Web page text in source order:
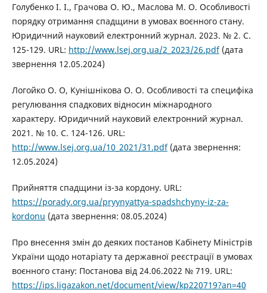
Голубенко І. І., Грачова О. Ю., Маслова М. О. Особливості
порядку отримання спадщини в умовах воєнного стану.
Юридичний науковий електронний журнал. 2023. № 2. С.
125-129. URL: http://www.lsej.org.ua/2_2023/26.pdf(дата
звернення 12.05.2024)
Логойко О. О, Кунішнікова О. О. Особливості та специфіка
регулювання спадкових відносин міжнародного
характеру. Юридичний науковий електронний журнал.
2021. № 10. С. 124-126. URL:
http://www.lsej.org.ua/10_2021/31.pdf(дата звернення:
12.05.2024)
Прийняття спадщини із-за кордону. URL:
https://porady.org.ua/pryynyattya-spadshchyny-iz-za-
kordonu (дата звернення: 08.05.2024)
Про внесення змін до деяких постанов Кабінету Міністрів
України щодо нотаріату та державної реєстрації в умовах
воєнного стану: Постанова від 24.06.2022 № 719. URL:
https://ips.ligazakon.net/document/view/kp220719?an=40